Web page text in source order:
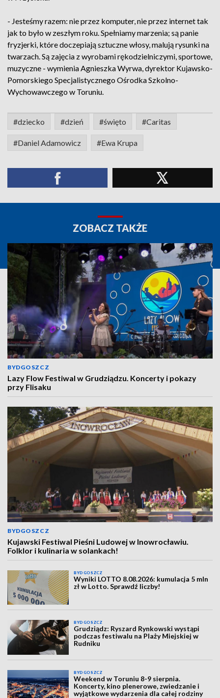
- Jesteśmy razem: nie przez komputer, nie przez internet tak
jak to było w zeszłym roku. Spełniamy marzenia; są panie
fryzjerki, które doczepiają sztuczne włosy, malują rysunki na
twarzach. Są zajęcia z wyrobami rękodzielniczymi, sportowe,
muzyczne - wymienia Agnieszka Wyrwa, dyrektor Kujawsko-
Pomorskiego Specjalistycznego Ośrodka Szkolno-
Wychowawczego w Toruniu.
#dziecko #dzień #święto #Caritas
#Daniel Adamowicz #Ewa Krupa
ZOBACZ TAKŻE
BYDGOSZCZ
Lazy Flow Festiwal w Grudziądzu. Koncerty i pokazy
przy Flisaku
BYDGOSZCZ
Kujawski Festiwal Pieśni Ludowej w Inowrocławiu.
Folklor i kulinaria w solankach!
BYDGOSZCZ
Wyniki LOTTO 8.08.2026: kumulacja 5 mln
zł w Lotto. Sprawdź liczby!
BYDGOSZCZ
Grudziądz: Ryszard Rynkowski wystąpi
podczas festiwalu na Plaży Miejskiej w
Rudniku
BYDGOSZCZ
Weekend w Toruniu 8-9 sierpnia.
Koncerty, kino plenerowe, zwiedzanie i
wyjątkowe wydarzenia dla całej rodziny